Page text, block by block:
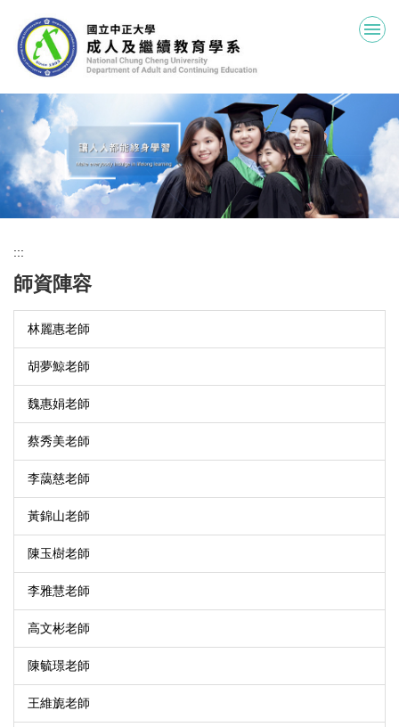
到
主
區
:::
師資陣容
林麗惠老師
胡夢鯨老師
魏惠娟老師
蔡秀美老師
李藹慈老師
黃錦山老師
陳玉樹老師
李雅慧老師
高文彬老師
陳毓璟老師
王維旎老師